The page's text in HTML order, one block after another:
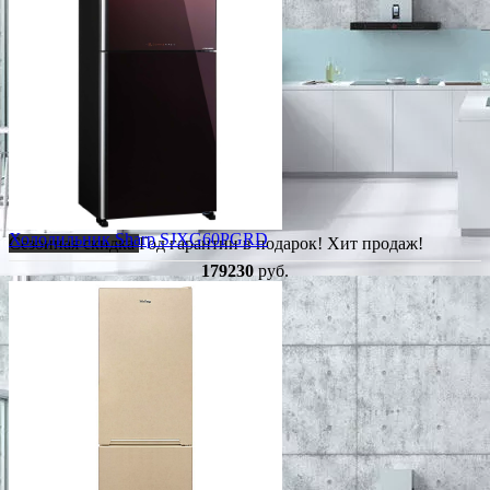
Сезонная скидкаГод гарантии в подарок! Хит продаж!
Холодильник Sharp SJXG60PGRD
179230руб.